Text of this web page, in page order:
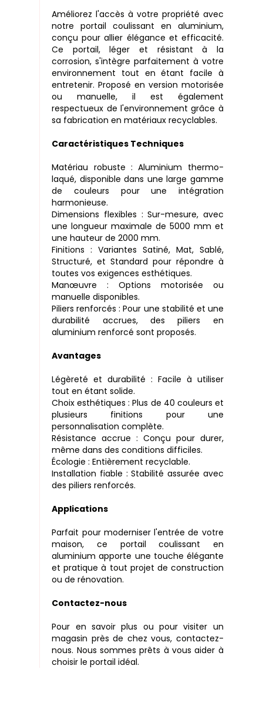
Améliorez l'accès à votre propriété avec
notre portail coulissant en aluminium,
conçu pour allier élégance et efficacité.
Ce portail, léger et résistant à la
corrosion, s'intègre parfaitement à votre
environnement tout en étant facile à
entretenir. Proposé en version motorisée
ou manuelle, il est également
respectueux de l'environnement grâce à
sa fabrication en matériaux recyclables.
Caractéristiques Techniques
Matériau robuste : Aluminium thermo-
laqué, disponible dans une large gamme
de couleurs pour une intégration
harmonieuse.
Dimensions flexibles : Sur-mesure, avec
une longueur maximale de 5000 mm et
une hauteur de 2000 mm.
Finitions : Variantes Satiné, Mat, Sablé,
Structuré, et Standard pour répondre à
toutes vos exigences esthétiques.
Manœuvre : Options motorisée ou
manuelle disponibles.
Piliers renforcés : Pour une stabilité et une
durabilité accrues, des piliers en
aluminium renforcé sont proposés.
Avantages
Légèreté et durabilité : Facile à utiliser
tout en étant solide.
Choix esthétiques : Plus de 40 couleurs et
plusieurs finitions pour une
personnalisation complète.
Résistance accrue : Conçu pour durer,
même dans des conditions difficiles.
Écologie : Entièrement recyclable.
Installation fiable : Stabilité assurée avec
des piliers renforcés.
Applications
Parfait pour moderniser l'entrée de votre
maison, ce portail coulissant en
aluminium apporte une touche élégante
et pratique à tout projet de construction
ou de rénovation.
Contactez-nous
Pour en savoir plus ou pour visiter un
magasin près de chez vous, contactez-
nous. Nous sommes prêts à vous aider à
choisir le portail idéal.